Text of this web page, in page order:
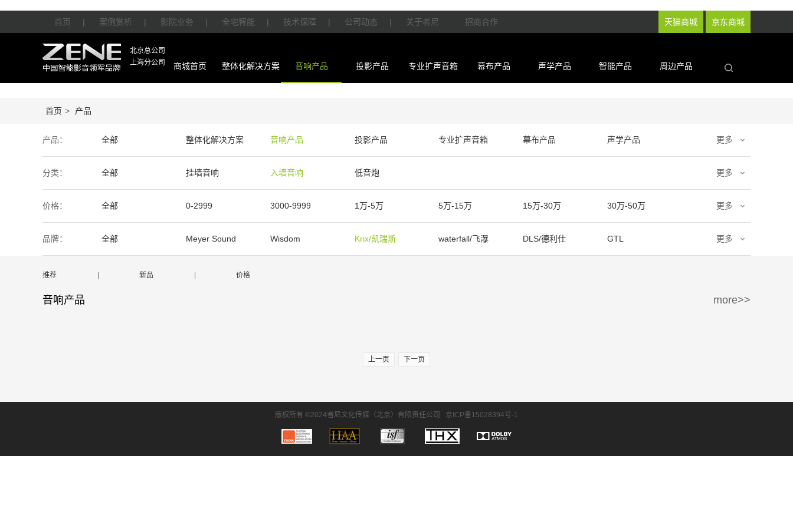
天猫商城 京东商城
首页 | 案例赏析 | 影院业务 | 全宅智能 | 技术保障 | 公司动态 | 关于者尼 招商合作
北京总公司
上海分公司
商城首页 整体化解决方案 音响产品 投影产品 专业扩声音箱 幕布产品 声学产品 智能产品 周边产品
首页 > 产品
产品： 全部 整体化解决方案 音响产品 投影产品 专业扩声音箱 幕布产品 声学产品
智能产品 周边产品
更多
分类： 全部 挂墙音响 入墙音响 低音炮 更多
价格： 全部 0-2999 3000-9999 1万-5万 5万-15万 15万-30万 30万-50万
50万-100万 100万以上
更多
品牌： 全部 Meyer Sound Wisdom Krix/凯瑞斯 waterfall/飞瀑 DLS/德利仕 GTL 更多
推荐 新品 价格
音响产品 more>>
上一页 下一页
版权所有 ©2024者尼文化传媒（北京）有限责任公司 京ICP备15028394号-1